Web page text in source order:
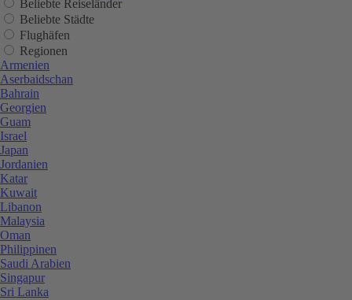
Beliebte Reiseländer
Beliebte Städte
Flughäfen
Regionen
Armenien
Aserbaidschan
Bahrain
Georgien
Guam
Israel
Japan
Jordanien
Katar
Kuwait
Libanon
Malaysia
Oman
Philippinen
Saudi Arabien
Singapur
Sri Lanka